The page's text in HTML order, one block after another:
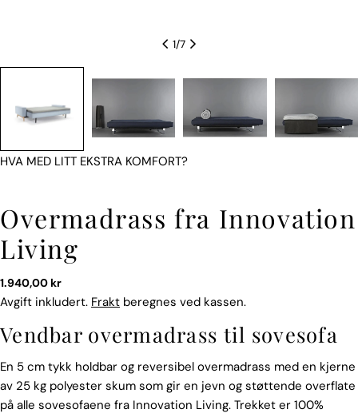
1/7
HVA MED LITT EKSTRA KOMFORT?
Overmadrass fra Innovation
Living
Vanlig
pris
1.940,00 kr
Avgift inkludert. Frakt beregnes ved kassen.
Vendbar overmadrass til sovesofa
En 5 cm tykk holdbar og reversibel overmadrass med en kjerne
av 25 kg polyester skum som gir en jevn og støttende overflate
på alle sovesofaene fra Innovation Living. Trekket er 100%